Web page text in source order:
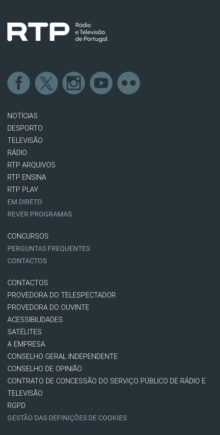
NOTÍCIAS
DESPORTO
TELEVISÃO
RÁDIO
RTP ARQUIVOS
RTP ENSINA
RTP PLAY
EM DIRETO
REVER PROGRAMAS
CONCURSOS
PERGUNTAS FREQUENTES
CONTACTOS
CONTACTOS
PROVEDORA DO TELESPECTADOR
PROVEDORA DO OUVINTE
ACESSIBILIDADES
SATÉLITES
A EMPRESA
CONSELHO GERAL INDEPENDENTE
CONSELHO DE OPINIÃO
CONTRATO DE CONCESSÃO DO SERVIÇO PÚBLICO DE RÁDIO E
TELEVISÃO
RGPD
GESTÃO DAS DEFINIÇÕES DE COOKIES